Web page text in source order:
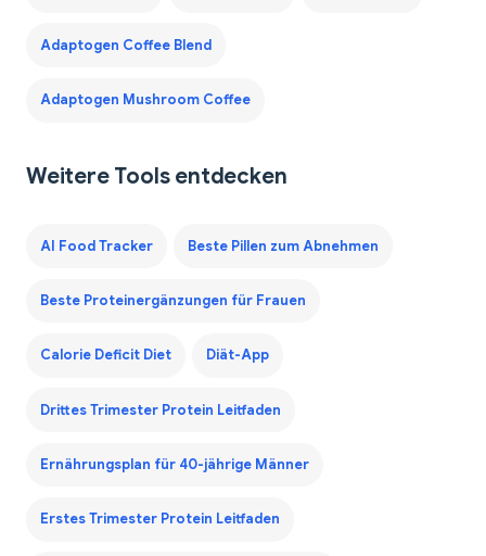
Adaptogen Coffee Blend
Adaptogen Mushroom Coffee
Weitere Tools entdecken
AI Food Tracker Beste Pillen zum Abnehmen
Beste Proteinergänzungen für Frauen
Calorie Deficit Diet Diät-App
Drittes Trimester Protein Leitfaden
Ernährungsplan für 40-jährige Männer
Erstes Trimester Protein Leitfaden